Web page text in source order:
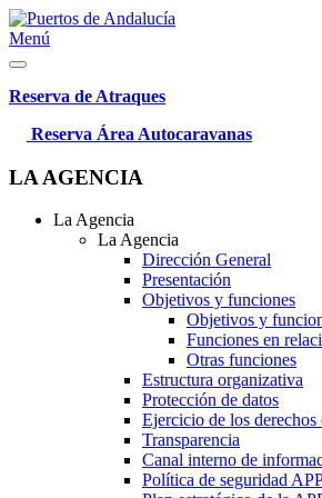
Menú
Reserva de Atraques
Reserva Área Autocaravanas
LA AGENCIA
La Agencia
La Agencia
Dirección General
Presentación
Objetivos y funciones
Objetivos y
Funciones en
Otras funciones
Estructura organizativa
Protección de datos
Ejercicio de los derechos
Transparencia
Canal interno de
Política de seguridad